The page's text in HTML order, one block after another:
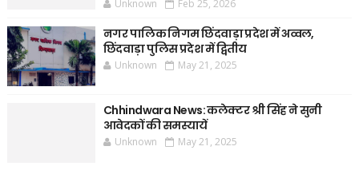
Unknown Feb 25, 2026
नगर पालिक निगम छिंदवाड़ा प्रदेश में अव्वल,
छिंदवाड़ा पुलिस प्रदेश में द्वितीय
Unknown May 21, 2025
Chhindwara News: कलेक्टर श्री सिंह ने सुनी
आवेदकों की समस्यायें
Unknown May 21, 2025